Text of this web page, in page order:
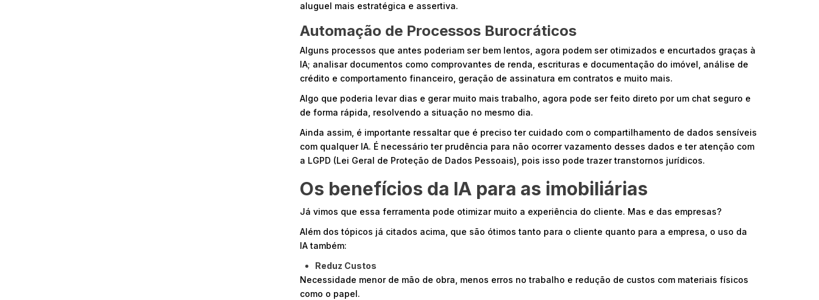
aluguel mais estratégica e assertiva.
Automação de Processos Burocráticos
Alguns processos que antes poderiam ser bem lentos, agora podem ser otimizados e encurtados graças à
IA; analisar documentos como comprovantes de renda, escrituras e documentação do imóvel, análise de
crédito e comportamento financeiro, geração de assinatura em contratos e muito mais.
Algo que poderia levar dias e gerar muito mais trabalho, agora pode ser feito direto por um chat seguro e
de forma rápida, resolvendo a situação no mesmo dia.
Ainda assim, é importante ressaltar que é preciso ter cuidado com o compartilhamento de dados sensíveis
com qualquer IA. É necessário ter prudência para não ocorrer vazamento desses dados e ter atenção com
a LGPD (Lei Geral de Proteção de Dados Pessoais), pois isso pode trazer transtornos jurídicos.
Os benefícios da IA para as imobiliárias
Já vimos que essa ferramenta pode otimizar muito a experiência do cliente. Mas e das empresas?
Além dos tópicos já citados acima, que são ótimos tanto para o cliente quanto para a empresa, o uso da
IA também:
Reduz Custos
Necessidade menor de mão de obra, menos erros no trabalho e redução de custos com materiais físicos
como o papel.